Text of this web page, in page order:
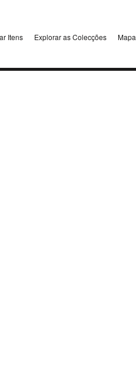
Itens Explorar as Colecções Mapa